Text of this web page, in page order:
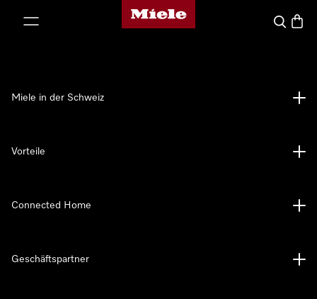
Miele-Homepage
Suche
Miele in der Schweiz
Vorteile
Connected Home
Geschäftspartner